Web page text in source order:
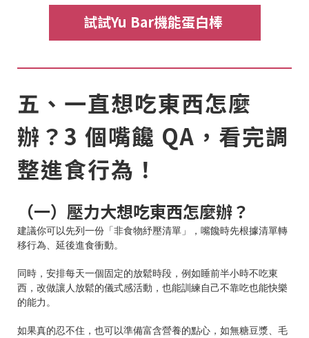
試試Yu Bar機能蛋白棒
五、一直想吃東西怎麼
辦？3 個嘴饞 QA，看完調
整進食行為！
（一）壓力大想吃東西怎麼辦？
建議你可以先列一份「非食物紓壓清單」，嘴饞時先根據清單轉
移行為、延後進食衝動。
同時，安排每天一個固定的放鬆時段，例如睡前半小時不吃東
西，改做讓人放鬆的儀式感活動，也能訓練自己不靠吃也能快樂
的能力。
如果真的忍不住，也可以準備富含營養的點心，如無糖豆漿、毛